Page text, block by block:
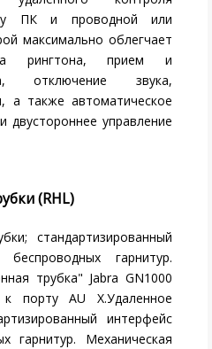
ПК и проводной или
максимально облегчает
рингтона, прием и
отключение звука,
а также автоматическое
двустороннее управление
(RHL)
стандартизированный
гарнитур.
трубка" Jabra GN1000
порту AU X.Удаленное
интерфейс
гарнитур. Механическая